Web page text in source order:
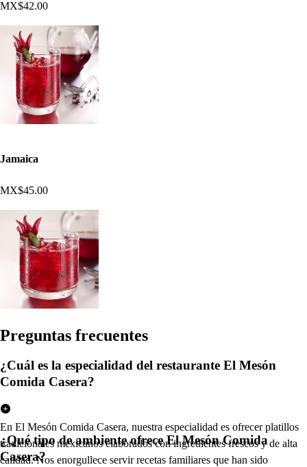
MX$42.00
Jamaica
MX$45.00
Preguntas frecuentes
¿Cuál es la especialidad del restaurante El Mesón
Comida Casera?
En El Mesón Comida Casera, nuestra especialidad es ofrecer platillos
tradicionales mexicanos elaborados con ingredientes frescos y de alta
calidad. Nos enorgullece servir recetas familiares que han sido
¿Qué tipo de ambiente ofrece El Mesón Comida
Casera?